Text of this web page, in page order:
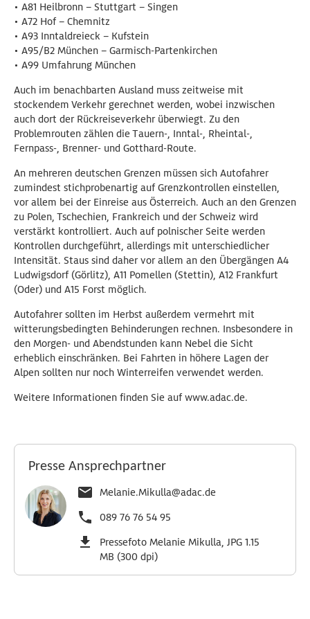
• A81 Heilbronn – Stuttgart – Singen
• A72 Hof – Chemnitz
• A93 Inntaldreieck – Kufstein
• A95/B2 München – Garmisch-Partenkirchen
• A99 Umfahrung München
Auch im benachbarten Ausland muss zeitweise mit
stockendem Verkehr gerechnet werden, wobei inzwischen
auch dort der Rückreiseverkehr überwiegt. Zu den
Problemrouten zählen die Tauern-, Inntal-, Rheintal-,
Fernpass-, Brenner- und Gotthard-Route.
An mehreren deutschen Grenzen müssen sich Autofahrer
zumindest stichprobenartig auf Grenzkontrollen einstellen,
vor allem bei der Einreise aus Österreich. Auch an den Grenzen
zu Polen, Tschechien, Frankreich und der Schweiz wird
verstärkt kontrolliert. Auch auf polnischer Seite werden
Kontrollen durchgeführt, allerdings mit unterschiedlicher
Intensität. Staus sind daher vor allem an den Übergängen A4
Ludwigsdorf (Görlitz), A11 Pomellen (Stettin), A12 Frankfurt
(Oder) und A15 Forst möglich.
Autofahrer sollten im Herbst außerdem vermehrt mit
witterungsbedingten Behinderungen rechnen. Insbesondere in
den Morgen- und Abendstunden kann Nebel die Sicht
erheblich einschränken. Bei Fahrten in höhere Lagen der
Alpen sollten nur noch Winterreifen verwendet werden.
Weitere Informationen finden Sie auf www.adac.de.
Presse Ansprechpartner
Melanie.Mikulla@adac.de
089 76 76 54 95
Pressefoto Melanie Mikulla, JPG 1.15
MB (300 dpi)